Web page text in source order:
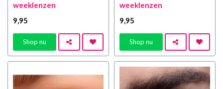
weeklenzen
9,95
Shop nu
weeklenzen
9,95
Shop nu